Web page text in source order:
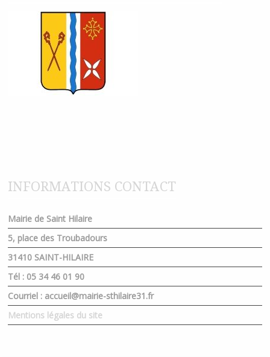
INFORMATIONS CONTACT
Mairie de Saint Hilaire
5, place des Troubadours
31410 SAINT-HILAIRE
Tél : 05 34 46 01 90
Courriel : accueil@mairie-sthilaire31.fr
Mentions légales du site